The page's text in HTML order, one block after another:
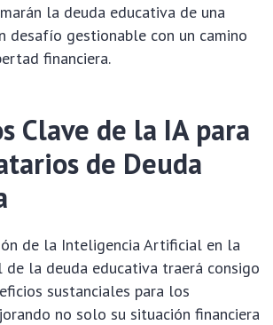
la deuda educativa de una
desafío gestionable con un camino
financiera.
Clave de la IA para
de Deuda
de la Inteligencia Artificial en la
de la deuda educativa traerá consigo
sustanciales para los
no solo su situación financiera